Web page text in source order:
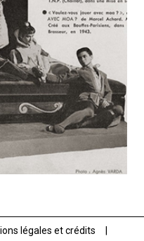
légales et crédits